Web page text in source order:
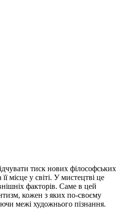
тиск нових філософських
місце у світі. У мистецтві це
факторів. Саме в цей
кожен з яких по-своєму
межі художнього пізнання.